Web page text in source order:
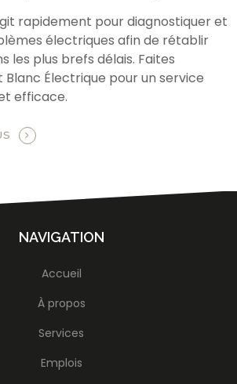
rapidement pour diagnostiquer et
électriques afin de rétablir
les plus brefs délais. Faites
Électrique pour un service
efficace.
NAVIGATION
Accueil
À propos
Services
Emplois